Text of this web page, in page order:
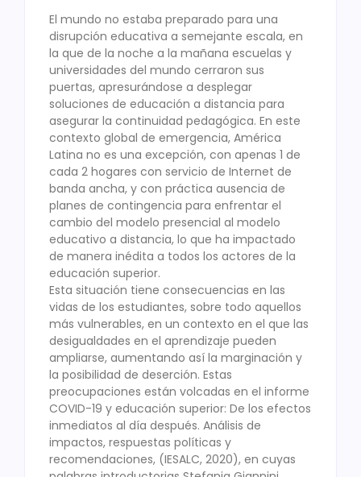
El mundo no estaba preparado para una
disrupción educativa a semejante escala, en
la que de la noche a la mañana escuelas y
universidades del mundo cerraron sus
puertas, apresurándose a desplegar
soluciones de educación a distancia para
asegurar la continuidad pedagógica. En este
contexto global de emergencia, América
Latina no es una excepción, con apenas 1 de
cada 2 hogares con servicio de Internet de
banda ancha, y con práctica ausencia de
planes de contingencia para enfrentar el
cambio del modelo presencial al modelo
educativo a distancia, lo que ha impactado
de manera inédita a todos los actores de la
educación superior.
Esta situación tiene consecuencias en las
vidas de los estudiantes, sobre todo aquellos
más vulnerables, en un contexto en el que las
desigualdades en el aprendizaje pueden
ampliarse, aumentando así la marginación y
la posibilidad de deserción. Estas
preocupaciones están volcadas en el informe
COVID-19 y educación superior: De los efectos
inmediatos al día después. Análisis de
impactos, respuestas políticas y
recomendaciones, (IESALC, 2020), en cuyas